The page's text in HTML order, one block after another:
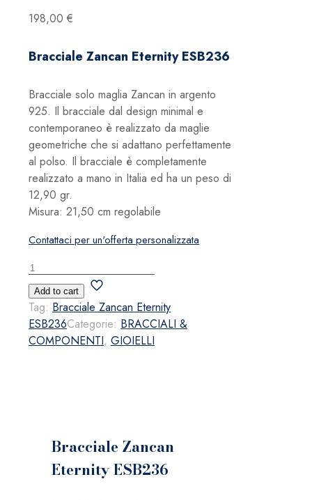
198,00 €
Bracciale Zancan Eternity ESB236
Bracciale solo maglia Zancan in argento
925. Il bracciale dal design minimal e
contemporaneo è realizzato da maglie
geometriche che si adattano perfettamente
al polso. Il bracciale è completamente
realizzato a mano in Italia ed ha un peso di
12,90 gr.
Misura: 21,50 cm regolabile
Contattaci per un'offerta personalizzata
Bracciale
Zancan
Eternity
ESB236
quantità
Add to cart
Tag: Bracciale Zancan Eternity
ESB236Categorie: BRACCIALI &
COMPONENTI, GIOIELLI
Bracciale Zancan
Eternity ESB236